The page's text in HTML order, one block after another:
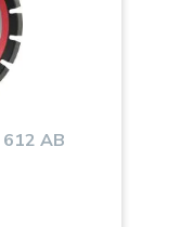
AB